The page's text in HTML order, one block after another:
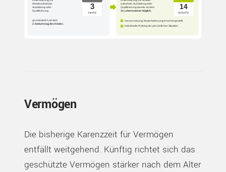
Vermögen
Die bisherige Karenzzeit für Vermögen
entfällt weitgehend. Künftig richtet sich das
geschützte Vermögen stärker nach dem Alter